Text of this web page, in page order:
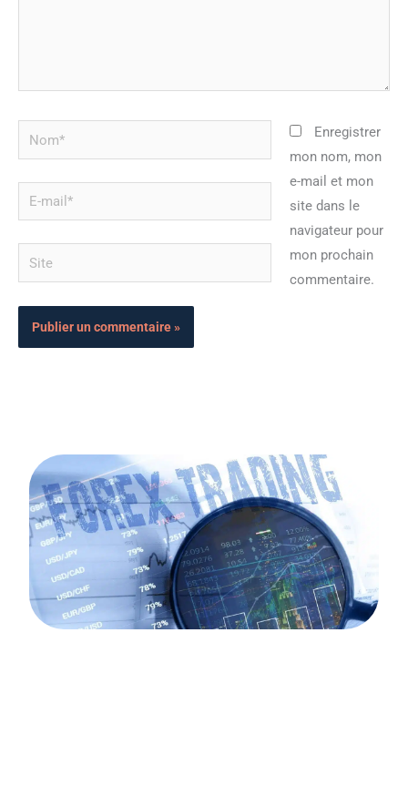
Nom*
mail*
Site
Enregistrer
mon nom, mon
e-mail et mon
site dans le
navigateur pour
mon prochain
commentaire.